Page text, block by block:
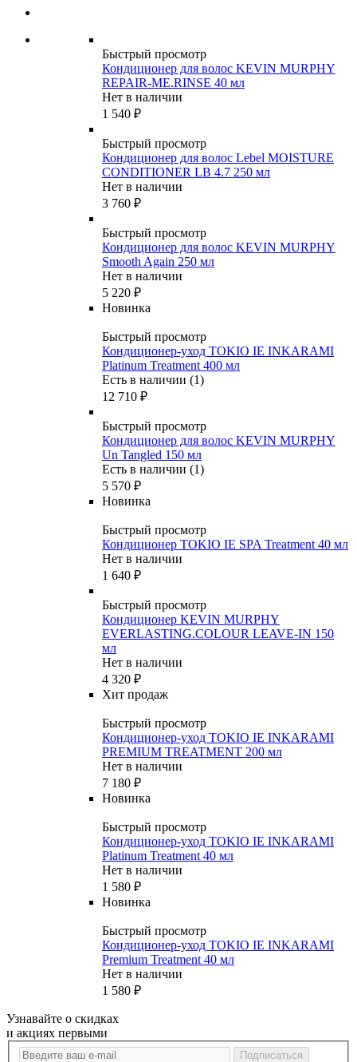
Быстрый просмотр
Кондиционер для волос KEVIN MURPHY
REPAIR-ME.RINSE 40 мл
Нет в наличии
1 540 ₽
Быстрый просмотр
Кондиционер для волос Lebel MOISTURE
CONDITIONER LB 4.7 250 мл
Нет в наличии
3 760 ₽
Быстрый просмотр
Кондиционер для волос KEVIN MURPHY
Smooth Again 250 мл
Нет в наличии
5 220 ₽
Новинка
Быстрый просмотр
Кондиционер-уход TOKIO IE INKARAMI
Platinum Treatment 400 мл
Есть в наличии (1)
12 710 ₽
Быстрый просмотр
Кондиционер для волос KEVIN MURPHY
Un Tangled 150 мл
Есть в наличии (1)
5 570 ₽
Новинка
Быстрый просмотр
Кондиционер TOKIO IE SPA Treatment 40 мл
Нет в наличии
1 640 ₽
Быстрый просмотр
Кондиционер KEVIN MURPHY
EVERLASTING.COLOUR LEAVE-IN 150
мл
Нет в наличии
4 320 ₽
Хит продаж
Быстрый просмотр
Кондиционер-уход TOKIO IE INKARAMI
PREMIUM TREATMENT 200 мл
Нет в наличии
7 180 ₽
Новинка
Быстрый просмотр
Кондиционер-уход TOKIO IE INKARAMI
Platinum Treatment 40 мл
Нет в наличии
1 580 ₽
Новинка
Быстрый просмотр
Кондиционер-уход TOKIO IE INKARAMI
Premium Treatment 40 мл
Нет в наличии
1 580 ₽
Узнавайте о скидках
и акциях первыми